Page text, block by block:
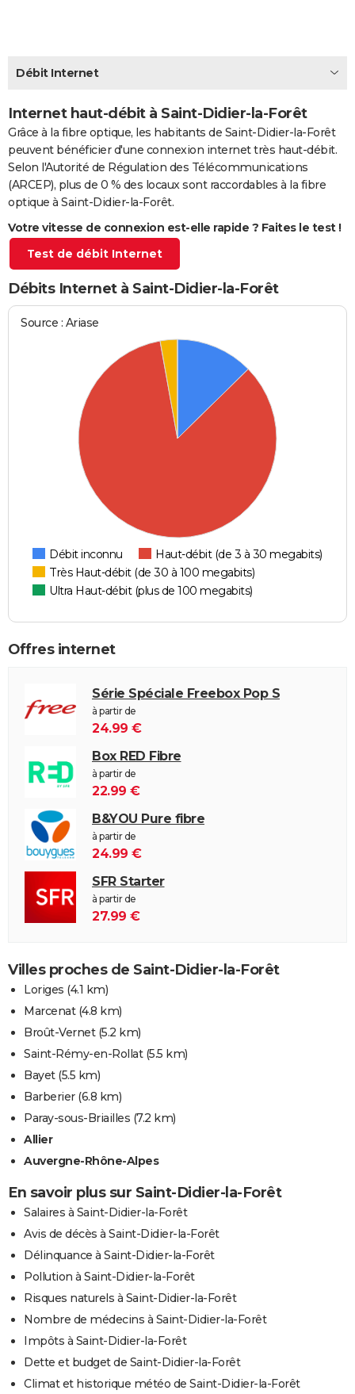
CARTE DE VOEUX
Carte de Noël
Carte Bonne année
Carte Saint-Valentin
Carte Pâques
Carte d'anniversaire
DICTIONNAIRE
PROGRAMME TV
COPAINS D'AVANT
S'inscrire
Se connecter
Lycées
Collèges
Primaires
Universités
Entreprises
Service militaire
Avis de recherche
Bricolage
Lifestyle
Culture
Sport
Auto
Television
Voyage
Cinema
Débit Internet
Internet haut-débit à Saint-Didier-la-Forêt
Grâce à la fibre optique, les habitants de Saint-Didier-la-Forêt
peuvent bénéficier d'une connexion internet très haut-débit.
Selon l'Autorité de Régulation des Télécommunications
(ARCEP), plus de 0 % des locaux sont raccordables à la fibre
optique à Saint-Didier-la-Forêt.
Votre vitesse de connexion est-elle rapide ? Faites le test !
Test de débit Internet
Débits Internet à Saint-Didier-la-Forêt
Source : Ariase
Débit inconnu
Haut-débit (de 3 à 30 megabits)
Très Haut-débit (de 30 à 100 megabits)
Ultra Haut-débit (plus de 100 megabits)
Offres internet
Série Spéciale Freebox Pop S
à partir de
24.99 €
Box RED Fibre
à partir de
22.99 €
B&YOU Pure fibre
à partir de
24.99 €
SFR Starter
à partir de
27.99 €
Villes proches de Saint-Didier-la-Forêt
Loriges (4.1 km)
Marcenat(4.8 km)
Broût-Vernet(5.2 km)
Saint-Rémy-en-Rollat(5.5 km)
Bayet(5.5 km)
Barberier(6.8 km)
Paray-sous-Briailles (7.2 km)
Allier
Auvergne-Rhône-Alpes
En savoir plus sur Saint-Didier-la-Forêt
Salaires à Saint-Didier-la-Forêt
Avis de décès à Saint-Didier-la-Forêt
Délinquance à Saint-Didier-la-Forêt
Pollution à Saint-Didier-la-Forêt
Risques naturels à Saint-Didier-la-Forêt
Nombre de médecins à Saint-Didier-la-Forêt
Impôts à Saint-Didier-la-Forêt
Dette et budget de Saint-Didier-la-Forêt
Climat et historique météo de Saint-Didier-la-Forêt